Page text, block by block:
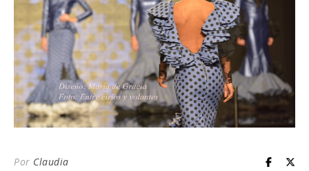
Por Claudia